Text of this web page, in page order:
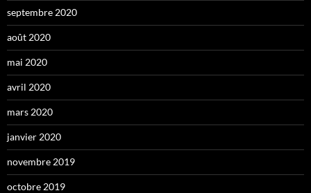
septembre 2020
août 2020
mai 2020
avril 2020
mars 2020
janvier 2020
novembre 2019
octobre 2019